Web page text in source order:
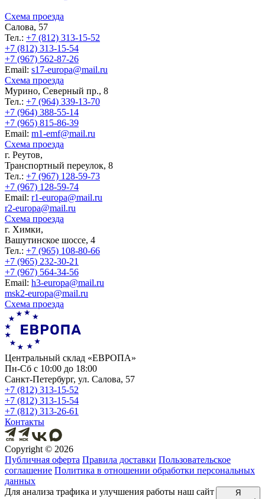
Схема проезда
Салова, 57
Тел.: +7 (812) 313-15-52
+7 (812) 313-15-54
+7 (967) 562-87-26
Еmail: s17-europa@mail.ru
Схема проезда
Мурино, Северный пр., 8
Тел.: +7 (964) 339-13-70
+7 (964) 388-55-14
+7 (965) 815-86-39
Еmail: m1-emf@mail.ru
Схема проезда
г. Реутов,
Транспортный переулок, 8
Тел.: +7 (967) 128-59-73
+7 (967) 128-59-74
Еmail: r1-europa@mail.ru
r2-europa@mail.ru
Схема проезда
г. Химки,
Вашутинское шоссе, 4
Тел.: +7 (965) 108-80-66
+7 (965) 232-30-21
+7 (967) 564-34-56
Еmail: h3-europa@mail.ru
msk2-europa@mail.ru
Схема проезда
Центральный склад «ЕВРОПА»
Пн-Сб с 10:00 до 18:00
Санкт-Петербург, ул. Салова, 57
+7 (812) 313-15-52
+7 (812) 313-15-54
+7 (812) 313-26-61
Контакты
Copyright © 2026
Публичная оферта Правила доставки Пользовательское
соглашение Политика в отношении обработки персональных
данных
Для анализа трафика и улучшения работы наш сайт
Я